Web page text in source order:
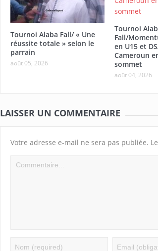
Tournoi Alaba Fall/ « Une
réussite totale » selon le
parrain
août 05, 2026
Tournoi
Fall/
en U15 et
Cameroun
sommet
août 04, 2026
LAISSER UN COMMENTAIRE
Votre adresse e-mail ne sera pas publiée.